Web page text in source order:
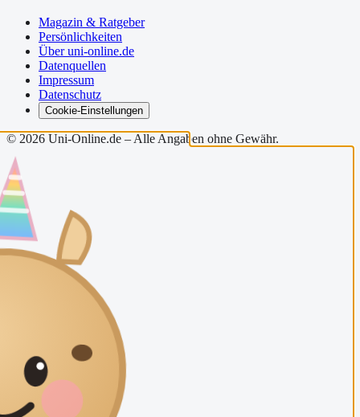
Magazin & Ratgeber
Persönlichkeiten
Über uni-online.de
Datenquellen
Impressum
Datenschutz
Cookie-Einstellungen
© 2026 Uni-Online.de – Alle Angaben ohne Gewähr.